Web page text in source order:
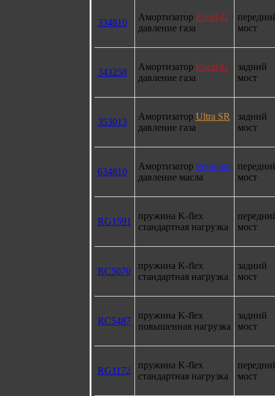
334810
Амортизатор Excel-G
давление газа
мост
343258
Амортизатор Excel-G
давление газа
задний
мост
353013
Амортизатор Ultra SR
давление газа
задний
мост
634810
Амортизатор Premium
давление масла
мост
RG1591
пружина K-flex
стандартная нагрузка
мост
RC5070
пружина K-flex
стандартная нагрузка
задний
мост
RC5487
пружина K-flex
повышенная нагрузка
задний
мост
RG1172
пружина K-flex
стандартная нагрузка
мост